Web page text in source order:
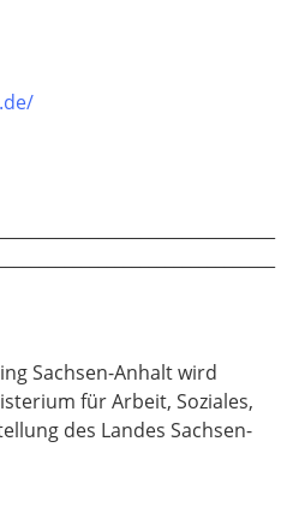
Sachsen-Anhalt wird
für Arbeit, Soziales,
des Landes Sachsen-